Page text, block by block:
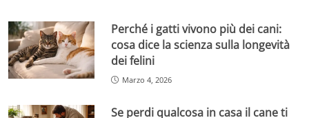
Perché i gatti vivono più dei cani:
cosa dice la scienza sulla longevità
dei felini
Marzo 4, 2026
Se perdi qualcosa in casa il cane ti